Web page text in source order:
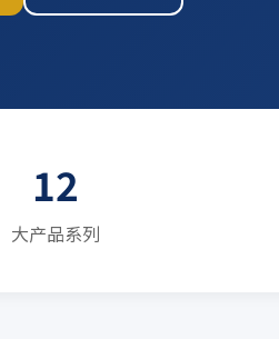
12
大产品系列